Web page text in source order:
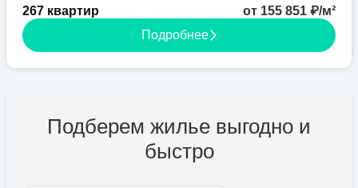
267 квартир
от 155 851 ₽/м²
Подробнее
Подберем жилье выгодно и
быстро